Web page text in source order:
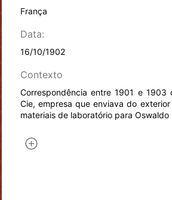
França
Data:
16/10/1902
Contexto
Correspondência entre 1901 e 1903
Cie, empresa que enviava do
materiais de laboratório para Oswaldo